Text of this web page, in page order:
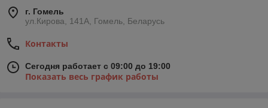
г. Гомель
ул.Кирова, 141А, Гомель, Беларусь
Контакты
Сегодня работает с 09:00 до 19:00
Показать весь график работы